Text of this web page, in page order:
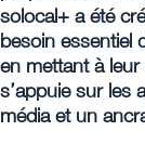
solocal+ a été
besoin essentiel
en mettant à
s’appuie sur les
média et un